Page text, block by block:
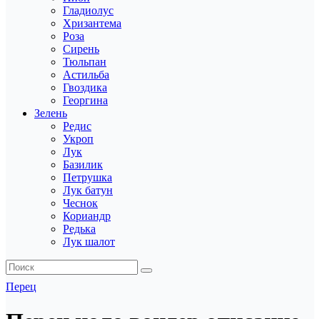
Гладиолус
Хризантема
Роза
Сирень
Тюльпан
Астильба
Гвоздика
Георгина
Зелень
Редис
Укроп
Лук
Базилик
Петрушка
Лук батун
Чеснок
Кориандр
Редька
Лук шалот
Перец